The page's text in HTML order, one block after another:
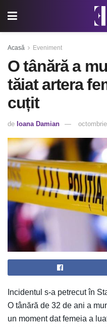
Acasă Eveniment
O tânără a
tăiat artera
cuțit
de Ioana Damian
Incidentul s-a petrecut în
O tânără de 32 de ani a
un moment dat femeia a